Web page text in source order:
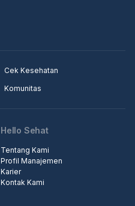
Cek Kesehatan
Komunitas
Hello Sehat
Tentang Kami
Profil Manajemen
Karier
Kontak Kami